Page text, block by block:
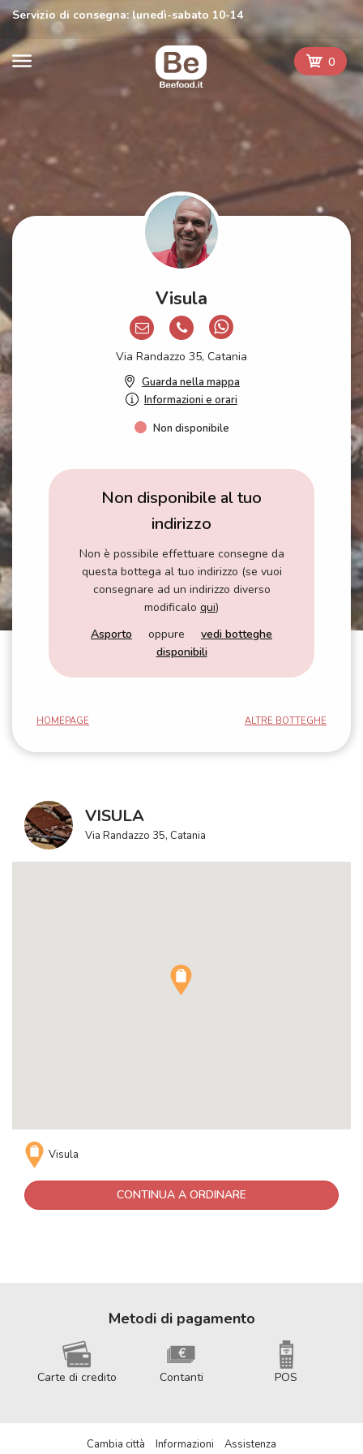
Servizio di consegna: lunedì-sabato 10-14
0
Visula
Via Randazzo 35, Catania
Guarda nella mappa
Informazioni e orari
Non disponibile
Non disponibile al tuo
indirizzo
Non è possibile effettuare consegne da
questa bottega al tuo indirizzo (se vuoi
consegnare ad un indirizzo diverso
modificalo qui)
Asporto oppure vedi botteghe
disponibili
HOMEPAGE ALTRE BOTTEGHE
VISULA
Via Randazzo 35, Catania
Visula
CONTINUA A ORDINARE
Metodi di pagamento
Carte di credito Contanti POS
Cambia città Informazioni Assistenza